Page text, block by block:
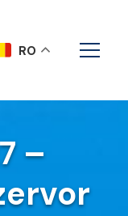
–
RO